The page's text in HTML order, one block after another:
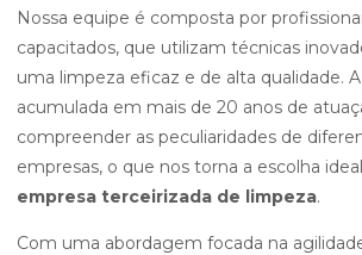
Nossa equipe é composta por
capacitados, que utilizam técnicas
uma limpeza eficaz e de alta qualidade.
acumulada em mais de 20 anos de
compreender as peculiaridades de
empresas, o que nos torna a escolha
empresa terceirizada de limpeza.
Com uma abordagem focada na